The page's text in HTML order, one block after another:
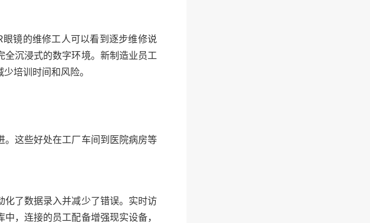
镜的维修工人可以看到逐步维修说
沉浸式的数字环境。新制造业员工
培训时间和风险。
。这些好处在工厂车间到医院病房等
化了数据录入并减少了错误。实时访
，连接的员工配备增强现实设备，